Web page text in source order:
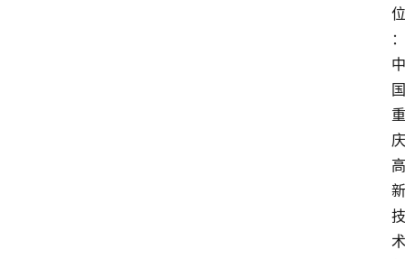
位
：
中
国
重
庆
高
新
技
术